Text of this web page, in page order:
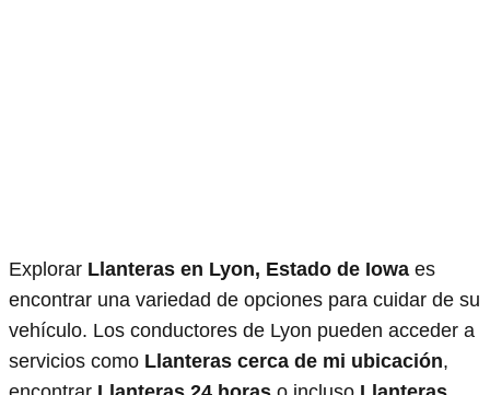
Explorar Llanteras en Lyon, Estado de Iowa es
encontrar una variedad de opciones para cuidar de su
vehículo. Los conductores de Lyon pueden acceder a
servicios como Llanteras cerca de mi ubicación,